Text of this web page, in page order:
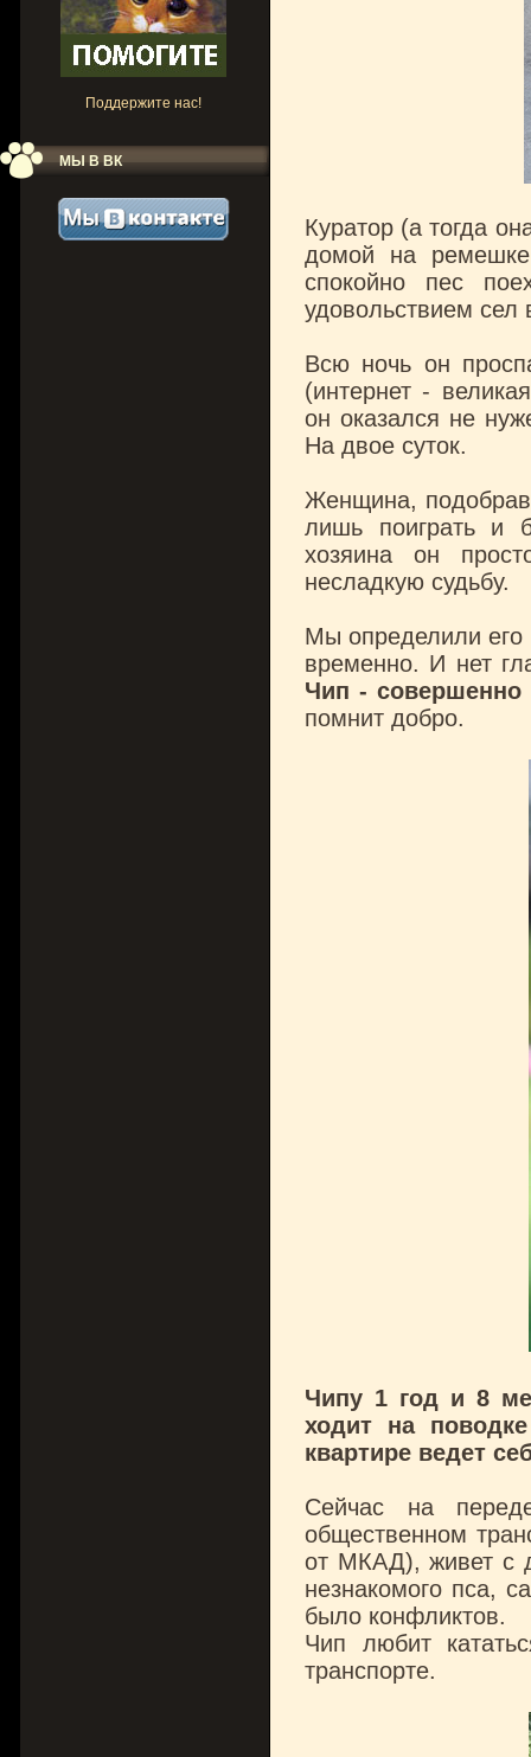
Поддержите нас!
МЫ В ВК
Куратор (а тогда
домой на
спокойно пес
удовольствием сел
Всю ночь он
(интернет -
он оказался не
На двое суток.
Женщина,
лишь поиграть и
хозяина он
несладкую судьбу.
Мы определили его
временно. И нет
Чип - совершенно
помнит добро.
Чипу 1 год и 8
ходит на
квартире ведет
Сейчас на
общественном
от МКАД), живет с
незнакомого пса,
было конфликтов.
Чип любит
транспорте.